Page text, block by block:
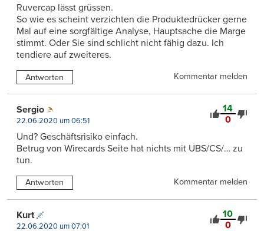
Ruvercap lässt grüssen.
So wie es scheint verzichten die Produktedrücker gerne
Mal auf eine sorgfältige Analyse, Hauptsache die Marge
stimmt. Oder Sie sind schlicht nicht fähig dazu. Ich
tendiere auf zweiteres.
Antworten Kommentar melden
14
0
Sergio
22.06.2020 um 06:51
Und? Geschäftsrisiko einfach.
Betrug von Wirecards Seite hat nichts mit UBS/CS/… zu
tun.
Antworten Kommentar melden
10
0
Kurt
22.06.2020 um 07:01